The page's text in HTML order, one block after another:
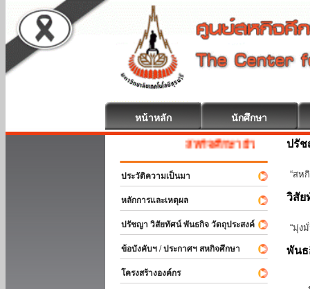
หน้าหลัก นักศึกษา
สหกิจศึกษา ยินดีต้อนรับ
ประวัติความเป็นมา
หลักการและเหตุผล
ปรัชญา วิสัยทัศน์ พันธกิจ วัตถุประสงค์
ข้อบังคับฯ / ประกาศฯ สหกิจศึกษา
โครงสร้างองค์กร
ปรั
“สห
วิสัย
“มุ่ง
พัน